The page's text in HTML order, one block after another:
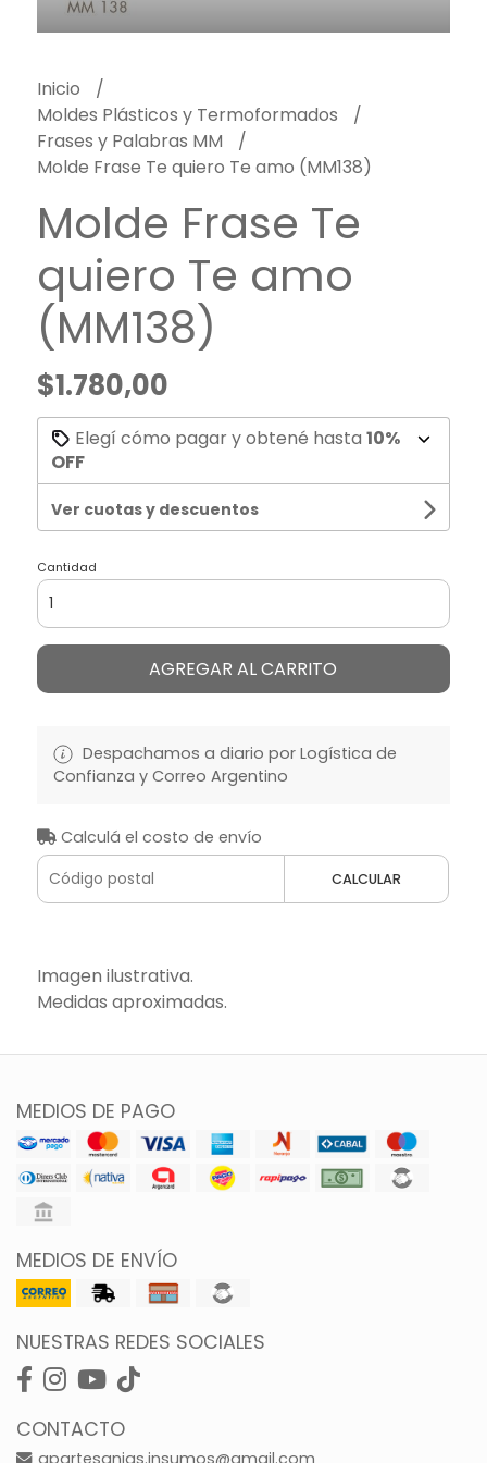
Inicio
Moldes Plásticos y Termoformados
Frases y Palabras MM
Molde Frase Te quiero Te amo (MM138)
Molde Frase Te
quiero Te amo
(MM138)
$1.780,00
Elegí cómo pagar y obtené hasta 10%
OFF
Ver cuotas y descuentos
Cantidad
AGREGAR AL CARRITO
Despachamos a diario por Logística de
Confianza y Correo Argentino
Calculá el costo de envío
CALCULAR
Imagen ilustrativa.
Medidas aproximadas.
MEDIOS DE PAGO
MEDIOS DE ENVÍO
NUESTRAS REDES SOCIALES
CONTACTO
gpartesanias.insumos@gmail.com